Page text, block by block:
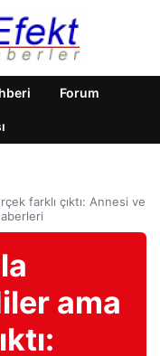
Forum
farklı çıktı: Annesi ve
ama